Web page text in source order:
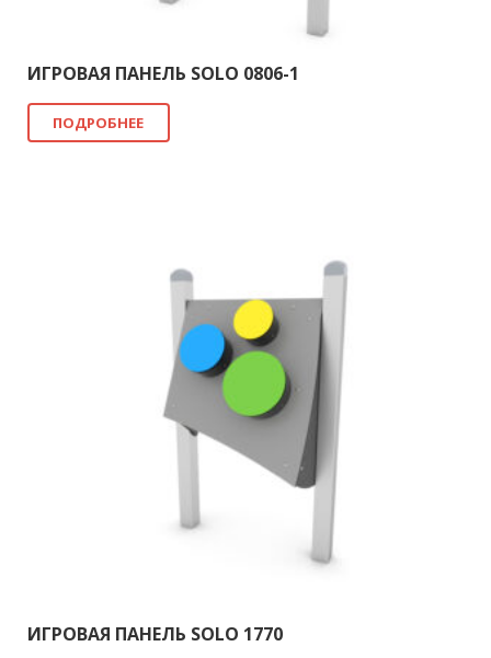
ИГРОВАЯ ПАНЕЛЬ SOLO 0806-1
ПОДРОБНЕЕ
ИГРОВАЯ ПАНЕЛЬ SOLO 1770